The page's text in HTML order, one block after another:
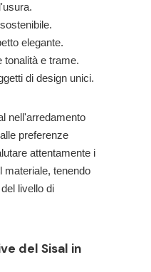
elegante.
tonalità e trame.
di design unici.
nell'arredamento
preferenze
attentamente i
materiale, tenendo
livello di
del Sisal in